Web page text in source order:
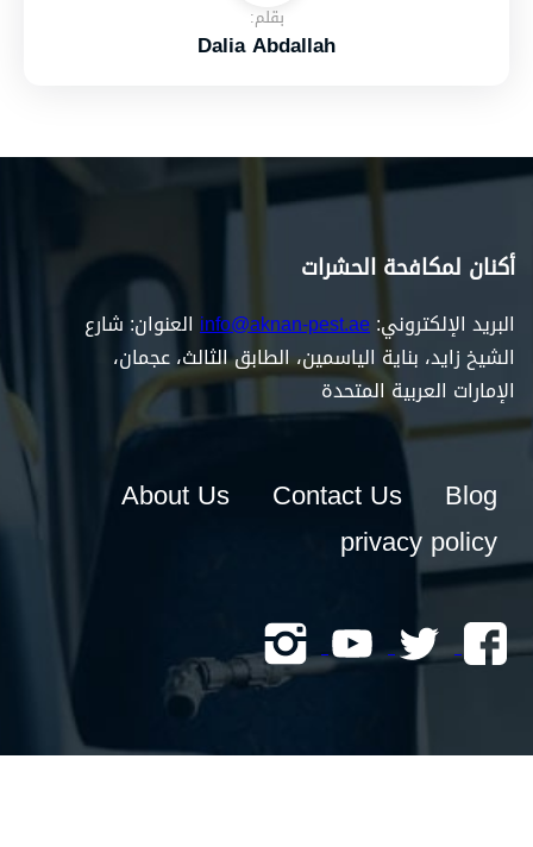
بقلم:
Dalia Abdallah
أكنان لمكافحة الحشرات
البريد الإلكتروني:info@aknan-pest.ae العنوان: شارع
الشيخ زايد، بناية الياسمين، الطابق الثالث، عجمان،
الإمارات العربية المتحدة
Blog
Contact Us
About Us
privacy policy
Follow
Facebook
Follow
twitter
Follow
us
youtube
us
instagrem